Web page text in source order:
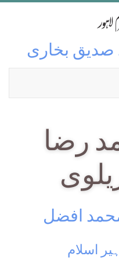
بخاری
رضا
افضل
اسلام